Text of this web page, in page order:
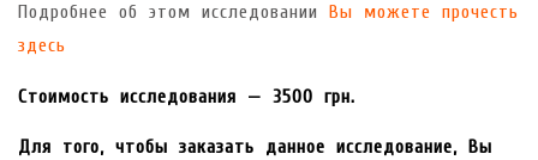
Подробнее об этом исследовании Вы можете прочесть
здесь
Стоимость исследования — 3500 грн.
Для того, чтобы заказать данное исследование, Вы